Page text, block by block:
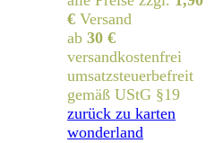
€ Versand
ab30 €
versandkostenfrei
umsatzsteuerbefreit
gemäß UStG §19
zurück zu karten
wonderland